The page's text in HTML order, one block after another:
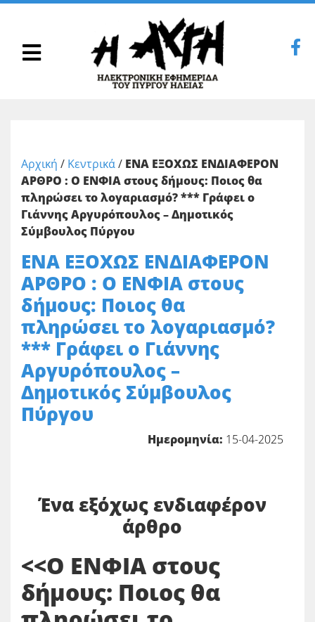
Αρχική / Κεντρικά/ ΕΝΑ ΕΞΟΧΩΣ ΕΝΔΙΑΦΕΡΟΝ
ΑΡΘΡΟ : Ο ΕΝΦΙΑ στους δήμους: Ποιος θα
πληρώσει το λογαριασμό? *** Γράφει ο
Γιάννης Αργυρόπουλος – Δημοτικός
Σύμβουλος Πύργου
ΕΝΑ ΕΞΟΧΩΣ ΕΝΔΙΑΦΕΡΟΝ
ΑΡΘΡΟ : Ο ΕΝΦΙΑ στους
δήμους: Ποιος θα
πληρώσει το λογαριασμό?
*** Γράφει ο Γιάννης
Αργυρόπουλος –
Δημοτικός Σύμβουλος
Πύργου
Ημερομηνία: 15-04-2025
Ένα εξόχως ενδιαφέρον
άρθρο
<<Ο ΕΝΦΙΑ στους
δήμους: Ποιος θα